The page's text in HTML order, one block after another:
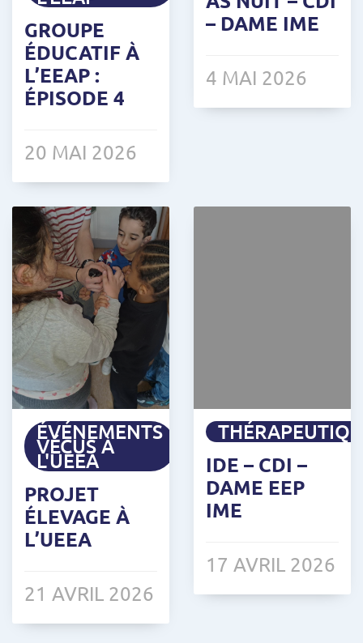
GROUPE
ÉDUCATIF À
L’EEAP :
ÉPISODE 4
20 MAI 2026
– DAME IME
4 MAI 2026
ÉVÉNEMENTS
VÉCUS À
L'UEEA
PROJET
ÉLEVAGE À
L’UEEA
21 AVRIL 2026
IDE – CDI –
DAME EEP
IME
17 AVRIL 2026